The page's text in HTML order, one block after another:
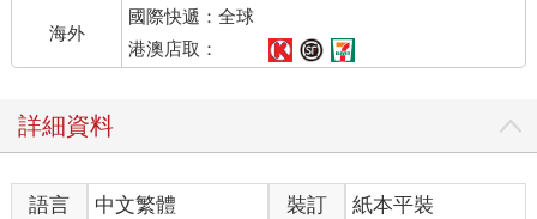
海外
國際快遞：全球
港澳店取：
詳細資料
語言 中文繁體 裝訂
紙本平裝